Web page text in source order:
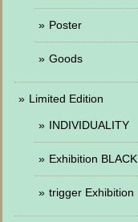
Poster
Goods
Limited Edition
INDIVIDUALITY
Exhibition BLACK
trigger Exhibition